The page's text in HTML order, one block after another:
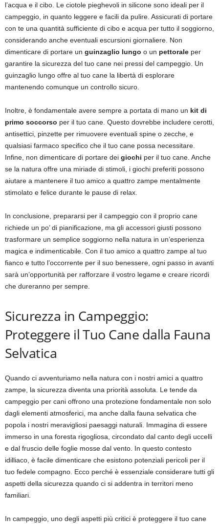
l’acqua e il cibo. Le ciotole pieghevoli in silicone sono ideali per il
campeggio, in quanto leggere e facili da pulire. Assicurati di portare
con te una quantità sufficiente di cibo e acqua per tutto il soggiorno,
considerando anche eventuali escursioni giornaliere. Non
dimenticare di portare un guinzaglio lungo o un pettorale per
garantire la sicurezza del tuo cane nei pressi del campeggio. Un
guinzaglio lungo offre al tuo cane la libertà di esplorare
mantenendo comunque un controllo sicuro.
Inoltre, è fondamentale avere sempre a portata di mano un kit di
primo soccorso per il tuo cane. Questo dovrebbe includere cerotti,
antisettici, pinzette per rimuovere eventuali spine o zecche, e
qualsiasi farmaco specifico che il tuo cane possa necessitare.
Infine, non dimenticare di portare dei giochi per il tuo cane. Anche
se la natura offre una miriade di stimoli, i giochi preferiti possono
aiutare a mantenere il tuo amico a quattro zampe mentalmente
stimolato e felice durante le pause di relax.
In conclusione, prepararsi per il campeggio con il proprio cane
richiede un po’ di pianificazione, ma gli accessori giusti possono
trasformare un semplice soggiorno nella natura in un’esperienza
magica e indimenticabile. Con il tuo amico a quattro zampe al tuo
fianco e tutto l’occorrente per il suo benessere, ogni passo in avanti
sarà un’opportunità per rafforzare il vostro legame e creare ricordi
che dureranno per sempre.
Sicurezza in Campeggio:
Proteggere il Tuo Cane dalla Fauna
Selvatica
Quando ci avventuriamo nella natura con i nostri amici a quattro
zampe, la sicurezza diventa una priorità assoluta. Le tende da
campeggio per cani offrono una protezione fondamentale non solo
dagli elementi atmosferici, ma anche dalla fauna selvatica che
popola i nostri meravigliosi paesaggi naturali. Immagina di essere
immerso in una foresta rigogliosa, circondato dal canto degli uccelli
e dal fruscio delle foglie mosse dal vento. In questo contesto
idilliaco, è facile dimenticare che esistono potenziali pericoli per il
tuo fedele compagno. Ecco perché è essenziale considerare tutti gli
aspetti della sicurezza quando ci si addentra in territori meno
familiari.
In campeggio, uno degli aspetti più critici è proteggere il tuo cane